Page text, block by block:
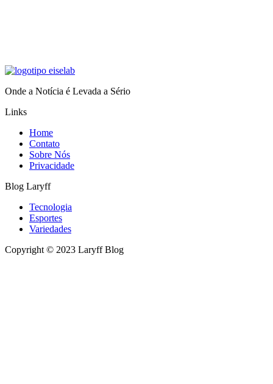
Onde a Notícia é Levada a Sério
Links
Home
Contato
Sobre Nós
Privacidade
Blog Laryff
Tecnologia
Esportes
Variedades
Copyright © 2023 Laryff Blog